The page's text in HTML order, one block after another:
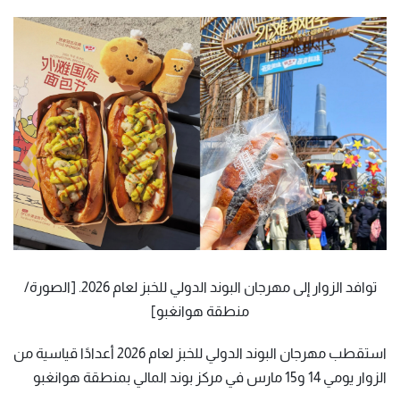
توافد الزوار إلى مهرجان البوند الدولي للخبز لعام 2026. [الصورة/
منطقة هوانغبو]
استقطب مهرجان البوند الدولي للخبز لعام 2026 أعدادًا قياسية من
الزوار يومي 14 و15 مارس في مركز بوند المالي بمنطقة هوانغبو